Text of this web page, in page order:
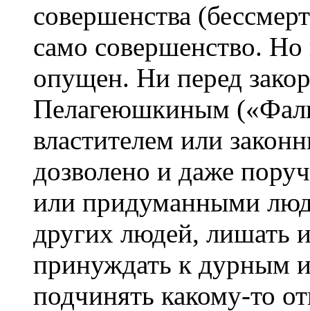
совершенства
само совершенство.
опущен. Ни перед
Пелагеюшкиным
властителем или
дозволено и даже
или придуманными
других людей, лишать
принуждать к дурным
подчинять какому-то